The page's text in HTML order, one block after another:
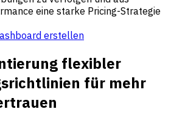
eine starke Pricing-Strategie
erstellen
flexibler
für mehr